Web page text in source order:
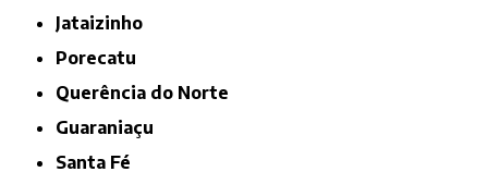
Jataizinho
Porecatu
Querência do Norte
Guaraniaçu
Santa Fé